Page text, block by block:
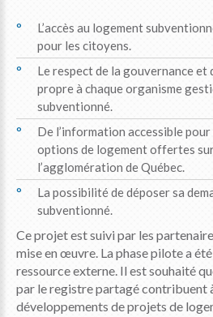
L’accès au logement
pour les citoyens.
Le respect de la gouvernance
propre à chaque organisme
subventionné.
De l’information accessible
options de logement offertes
l’agglomération de Québec.
La possibilité de déposer sa
subventionné.
Ce projet est suivi par les
mise en œuvre. La phase pilote a
ressource externe. Il est souhaité
par le registre partagé contribuent
développements de projets de